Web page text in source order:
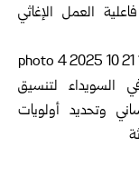
العمل الإغاثي